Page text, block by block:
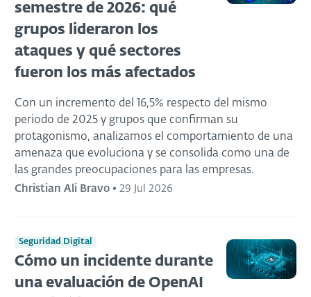
semestre de 2026: qué
grupos lideraron los
ataques y qué sectores
fueron los más afectados
Con un incremento del 16,5% respecto del mismo
periodo de 2025 y grupos que confirman su
protagonismo, analizamos el comportamiento de una
amenaza que evoluciona y se consolida como una de
las grandes preocupaciones para las empresas.
Christian Ali Bravo • 29 Jul 2026
Seguridad Digital
Cómo un incidente durante
una evaluación de OpenAI